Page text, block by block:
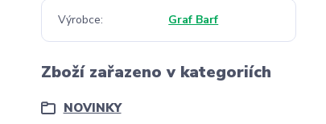
Výrobce Graf Barf
Zboží zařazeno v kategoriích
NOVINKY